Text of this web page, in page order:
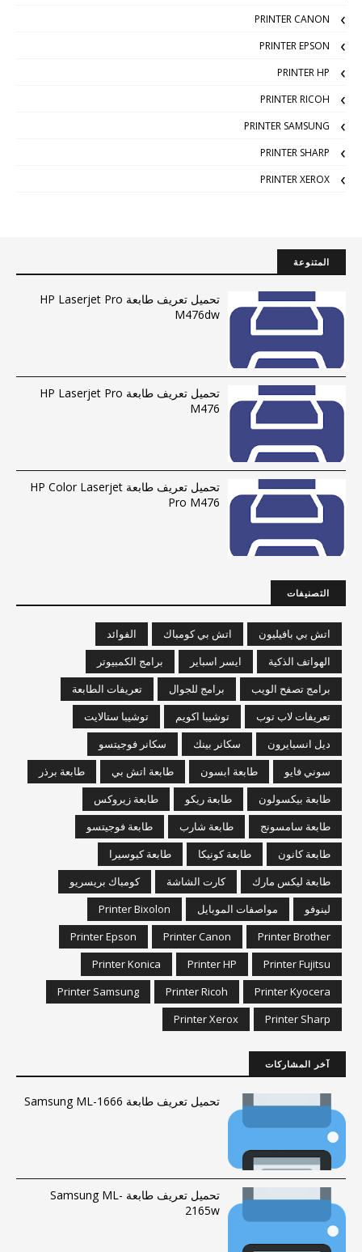
PRINTER CANON
PRINTER EPSON
PRINTER HP
PRINTER RICOH
PRINTER SAMSUNG
PRINTER SHARP
PRINTER XEROX
المتنوعة
تحميل تعريف طابعة HP Laserjet Pro
M476dw
تحميل تعريف طابعة HP Laserjet Pro
M476
تحميل تعريف طابعة HP Color Laserjet
Pro M476
التصنيفات
اتش بي بافيليون اتش بي كومباك
الفوائد
الهواتف الذكية
ايسر اسباير
برامج الكمبيوتر
برامج تصفح الويب
برامج للجوال
تعريفات الطابعة
تعريفات لاب توب
توشيبا اكويم
توشيبا ستالايت
ديل انسبايرون
سكانر بينك
سكانر فوجيتسو
سوني فايو
طابعة ابسون طابعة اتش بي
طابعة برذر
طابعة بيكسولون
طابعة ريكو
طابعة زيروكس
طابعة سامسونج
طابعة شارب
طابعة فوجيتسو
طابعة كانون
طابعة كونيكا
طابعة كيوسيرا
طابعة ليكس مارك
كارت الشاشة
كومباك بريسريو
لينوفو
مواصفات الموبايل
Printer Bixolon
Printer Brother
Printer Canon
Printer Epson
Printer Fujitsu
Printer HP
Printer Konica
Printer Kyocera
Printer Ricoh
Printer Samsung
Printer Sharp
Printer Xerox
آخر المشاركات
تحميل تعريف طابعة Samsung ML-1666
تحميل تعريف طابعة Samsung ML-
2165w